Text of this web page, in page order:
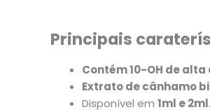
Principais
Contém 10-OH de
Extrato de cânhamo
Disponível em 1ml e 2ml.